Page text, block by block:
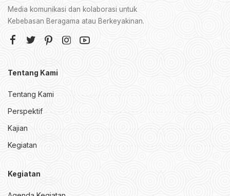
Media komunikasi dan kolaborasi untuk
Kebebasan Beragama atau Berkeyakinan.
Tentang Kami
Tentang Kami
Perspektif
Kajian
Kegiatan
Kegiatan